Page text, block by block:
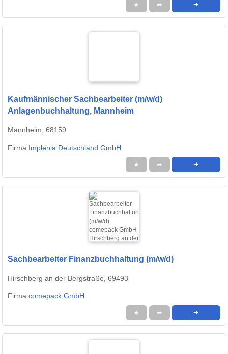
★ ➦ ➜
Kaufmännischer Sachbearbeiter (m/w/d)
Anlagenbuchhaltung, Mannheim
Mannheim, 68159
Firma:Implenia Deutschland GmbH
★ ➦ ➜
Sachbearbeiter Finanzbuchhaltung (m/w/d)
Hirschberg an der Bergstraße, 69493
Firma:comepack GmbH
★ ➦ ➜